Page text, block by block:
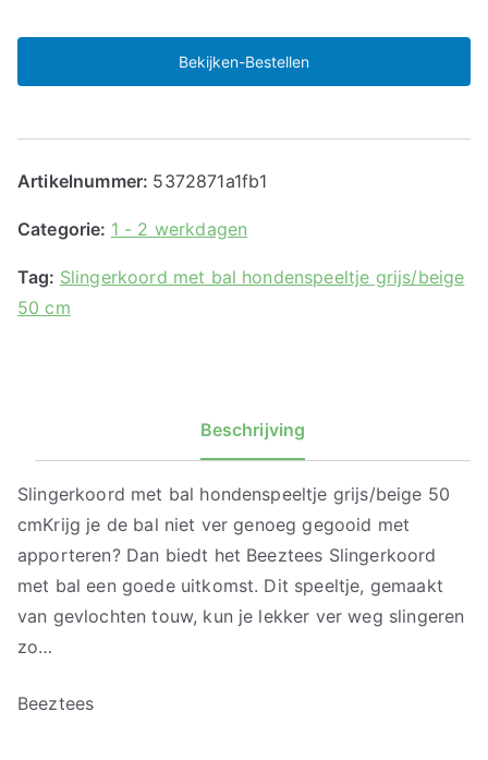
Bekijken-Bestellen
Artikelnummer: 5372871a1fb1
Categorie: 1 - 2 werkdagen
Tag: Slingerkoord met bal hondenspeeltje grijs/beige
50 cm
Beschrijving
Slingerkoord met bal hondenspeeltje grijs/beige 50
cmKrijg je de bal niet ver genoeg gegooid met
apporteren? Dan biedt het Beeztees Slingerkoord
met bal een goede uitkomst. Dit speeltje, gemaakt
van gevlochten touw, kun je lekker ver weg slingeren
zo…
Beeztees